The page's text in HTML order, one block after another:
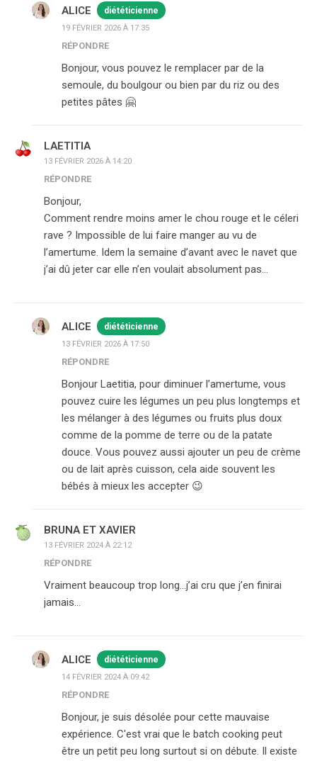
ALICE diététicienne
19 FÉVRIER 2026 À 17:35
RÉPONDRE
Bonjour, vous pouvez le remplacer par de la
semoule, du boulgour ou bien par du riz ou des
petites pâtes 🤗
LAETITIA
13 FÉVRIER 2026 À 14:20
RÉPONDRE
Bonjour,
Comment rendre moins amer le chou rouge et le céleri
rave ? Impossible de lui faire manger au vu de
l’amertume. Idem la semaine d’avant avec le navet que
j’ai dû jeter car elle n’en voulait absolument pas…
ALICE diététicienne
13 FÉVRIER 2026 À 17:50
RÉPONDRE
Bonjour Laetitia, pour diminuer l’amertume, vous
pouvez cuire les légumes un peu plus longtemps et
les mélanger à des légumes ou fruits plus doux
comme de la pomme de terre ou de la patate
douce. Vous pouvez aussi ajouter un peu de crème
ou de lait après cuisson, cela aide souvent les
bébés à mieux les accepter 😉
BRUNA ET XAVIER
13 FÉVRIER 2024 À 22:12
RÉPONDRE
Vraiment beaucoup trop long…j’ai cru que j’en finirai
jamais…
ALICE diététicienne
14 FÉVRIER 2024 À 09:42
RÉPONDRE
Bonjour, je suis désolée pour cette mauvaise
expérience. C'est vrai que le batch cooking peut
être un petit peu long surtout si on débute. Il existe